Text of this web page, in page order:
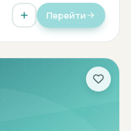
Перейти